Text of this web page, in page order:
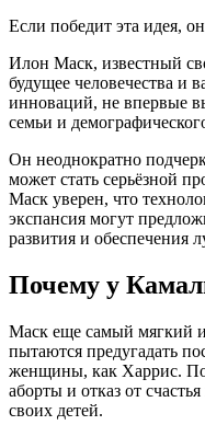
Если победит эта идея,
Илон Маск, известный
будущее человечества и
инноваций, не впервые
семьи и
Он неоднократно
может стать серьёзной
Маск уверен, что
экспансия могут
развития и обеспечения
Почему у
Маск еще самый мягкий
пытаются предугадать
женщины, как Харрис.
аборты и отказ от
своих детей.